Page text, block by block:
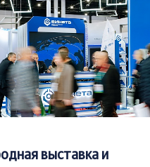
выставка и